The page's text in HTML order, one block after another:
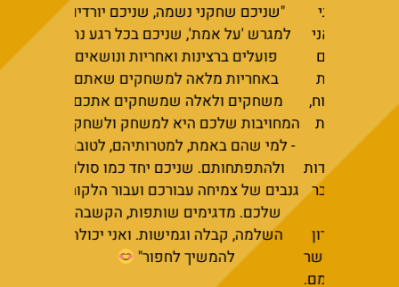
(פיתוח,
סבלנות
נעים
"שניכם שחקני נשמה, שניכם יורדים
למגרש 'על אמת', שניכם בכל רגע נתון
פועלים ברצינות ואחריות ונושאים
באחריות מלאה למשחקים שאתם
משחקים ולאלה שמשחקים אתכם.
המחויבות שלכם היא למשחק ולשחקנים
- למי שהם באמת, למטרותיהם, לטובתם
ולהתפתחותם. שניכם יחד כמו סולם
גנבים של צמיחה עבורכם ועבור הלקוחות
שלכם. מדגימים שותפות, הקשבה,
השלמה, קבלה וגמישות. ואני יכולה
להמשיך לחפור"
"יצאתי
לצאת
הלב